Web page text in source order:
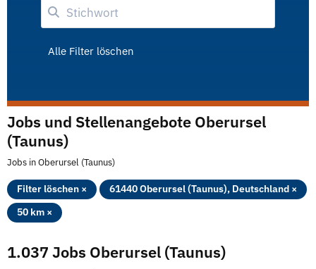
Alle Filter löschen
Jobs und Stellenangebote Oberursel
(Taunus)
Jobs in Oberursel (Taunus)
Filter löschen ×
61440 Oberursel (Taunus), Deutschland ×
50 km ×
1.037 Jobs Oberursel (Taunus)